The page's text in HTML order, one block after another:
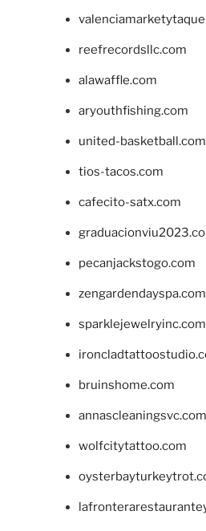
reefrecordsllc.com
alawaffle.com
aryouthfishing.com
united-basketball.com
tios-tacos.com
cafecito-satx.com
pecanjackstogo.com
zengardendayspa.com
sparklejewelryinc.com
bruinshome.com
annascleaningsvc.com
wolfcitytattoo.com